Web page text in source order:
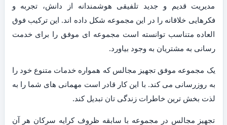
مدیریت قدیم و جدید تلفیقی هوشمندانه از دانش، تجربه و
فکرهایی خلاقانه را در این مجموعه شکل داده اند. این ترکیب فوق
العاده متناسب توانسته است مجموعه ای موفق را برای خدمت
رسانی به مشتریان به وجود بیاورد.
یک مجموعه موفق تجهیز مجالس که همواره خدمات متنوع خود را
به روزرسانی می کند. با این کار قادر است مهمانی های شما را به
لذت بخش ترین خاطرات زندگی تان تبدیل کند.
تجهیز مجالس در مجموعه با سابقه ظروف کرایه سرکان هر آن